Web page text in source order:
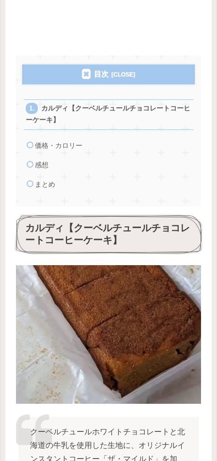
目次
カルディ【クーベルチュールチョコレートコーヒ
ーケーキ】
価格・カロリー
感想
まとめ
カルディ【クーベルチュールチョコレ
ートコーヒーケーキ】
クーベルチュールホワイトチョコレートと北
海道の牛乳を使用した生地に、オリジナルイ
ンスタントコーヒー「ザ・マイルド」を加